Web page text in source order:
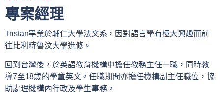
專案經理
Tristan畢業於輔仁大學法文系，因對語言學有極大興趣而前
往比利時魯汶大學進修。
回到台灣後，於英語教育機構中擔任教務主任一職，同時教
導7至18歲的學童英文。任職期間亦擔任機構副主任職位，協
助處理機構內行政及學生事務。